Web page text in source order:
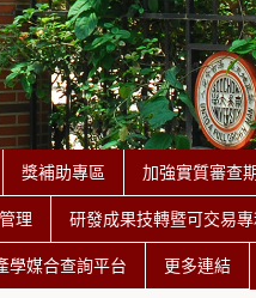
獎補助專區 加強實質審查
理 研發成果技轉暨可交易
學媒合查詢平台 更多連結